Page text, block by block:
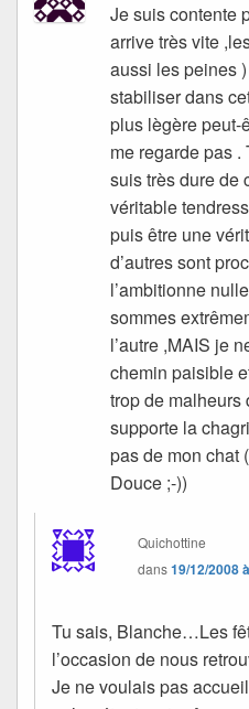
Je suis contente
arrive très vite
aussi les peines
stabiliser dans
plus lègère peut-
me regarde pas
suis très dure de
véritable
puis être une
d’autres sont
l’ambitionne
sommes
l’autre ,MAIS je
chemin paisible
trop de malheurs
supporte la
pas de mon chat
Douce ;-))
Quichottine
dans19/12/2008
Tu sais, Blanche…Les
l’occasion de nous
Je ne voulais pas